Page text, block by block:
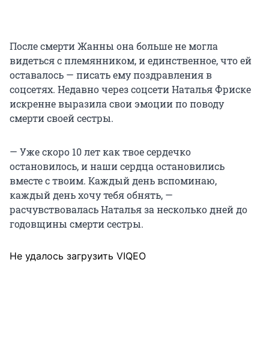
После смерти Жанны она больше не могла
видеться с племянником, и единственное, что ей
оставалось — писать ему поздравления в
соцсетях. Недавно через соцсети Наталья Фриске
искренне выразила свои эмоции по поводу
смерти своей сестры.
— Уже скоро 10 лет как твое сердечко
остановилось, и наши сердца остановились
вместе с твоим. Каждый день вспоминаю,
каждый день хочу тебя обнять, —
расчувствовалась Наталья за несколько дней до
годовщины смерти сестры.
Не удалось загрузить VIQEO